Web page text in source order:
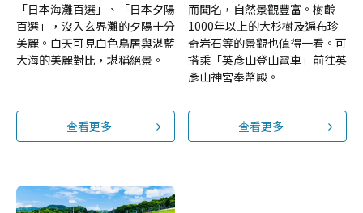
「日本海灘百選」、「日本夕陽
百選」，沒入玄界灘的夕陽十分
美麗。白天可見白色鳥居與湛藍
大海的美麗對比，堪稱絕景。
查看更多
而聞名，自然景觀豐富。樹齡
1000年以上的大杉樹及遍布珍
奇岩石等的景觀也值得一看。可
搭乘「英彥山登山電車」前往英
彥山神宮奉幣殿。
查看更多